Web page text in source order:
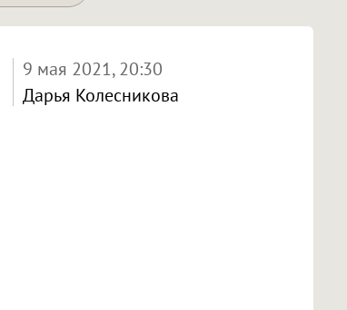
9 мая 2021, 20:30
Дарья Колесникова